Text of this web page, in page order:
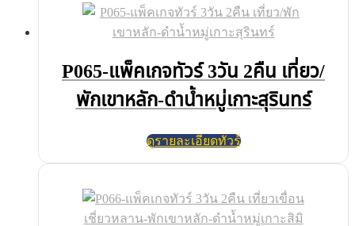
P065-แพ็คเกจทัวร์ 3วัน 2คืน เที่ยว/
พักเขาหลัก-ดำน้ำหมู่เกาะสุรินทร์
ดูรายละเอียดทัวร์